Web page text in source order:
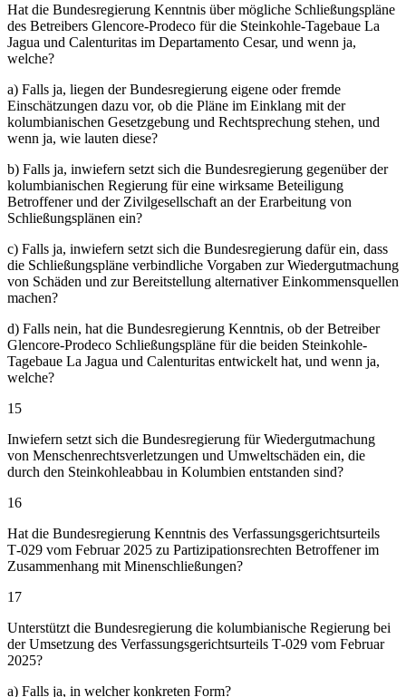
Hat die Bundesregierung Kenntnis über mögliche Schließungspläne
des Betreibers Glencore-Prodeco für die Steinkohle-Tagebaue La
Jagua und Calenturitas im Departamento Cesar, und wenn ja,
welche?
a) Falls ja, liegen der Bundesregierung eigene oder fremde
Einschätzungen dazu vor, ob die Pläne im Einklang mit der
kolumbianischen Gesetzgebung und Rechtsprechung stehen, und
wenn ja, wie lauten diese?
b) Falls ja, inwiefern setzt sich die Bundesregierung gegenüber der
kolumbianischen Regierung für eine wirksame Beteiligung
Betroffener und der Zivilgesellschaft an der Erarbeitung von
Schließungsplänen ein?
c) Falls ja, inwiefern setzt sich die Bundesregierung dafür ein, dass
die Schließungspläne verbindliche Vorgaben zur Wiedergutmachung
von Schäden und zur Bereitstellung alternativer Einkommensquellen
machen?
d) Falls nein, hat die Bundesregierung Kenntnis, ob der Betreiber
Glencore-Prodeco Schließungspläne für die beiden Steinkohle-
Tagebaue La Jagua und Calenturitas entwickelt hat, und wenn ja,
welche?
15
Inwiefern setzt sich die Bundesregierung für Wiedergutmachung
von Menschenrechtsverletzungen und Umweltschäden ein, die
durch den Steinkohleabbau in Kolumbien entstanden sind?
16
Hat die Bundesregierung Kenntnis des Verfassungsgerichtsurteils
T‑029 vom Februar 2025 zu Partizipationsrechten Betroffener im
Zusammenhang mit Minenschließungen?
17
Unterstützt die Bundesregierung die kolumbianische Regierung bei
der Umsetzung des Verfassungsgerichtsurteils T‑029 vom Februar
2025?
a) Falls ja, in welcher konkreten Form?